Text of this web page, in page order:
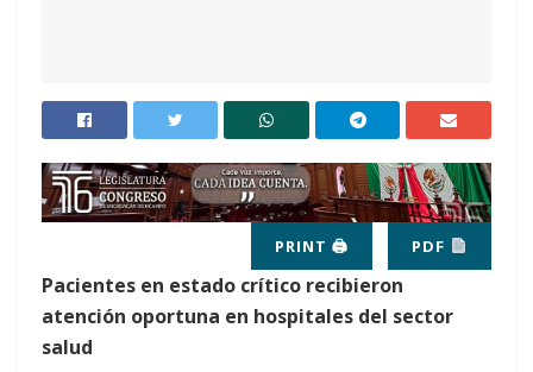
PRINT 🖨 PDF
Pacientes en estado crítico recibieron
atención oportuna en hospitales del sector
salud